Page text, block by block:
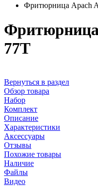
Фритюрница Apach
77T
Вернуться в раздел
Обзор товара
Набор
Комплект
Описание
Характеристики
Аксессуары
Отзывы
Похожие товары
Наличие
Файлы
Видео